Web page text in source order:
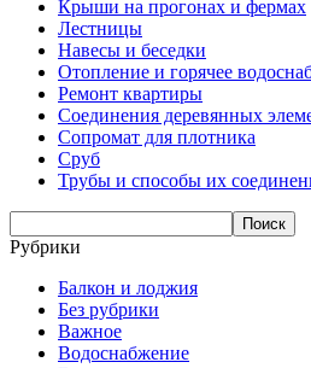
Крыши на прогонах и фермах
Лестницы
Навесы и беседки
Отопление и горячее
Ремонт квартиры
Соединения деревянных
Сопромат для плотника
Сруб
Трубы и способы их
Рубрики
Балкон и лоджия
Без рубрики
Важное
Водоснабжение